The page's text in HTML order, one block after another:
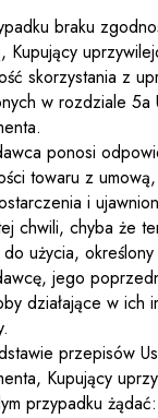
braku
Kupujący
skorzystania z
w rozdziale 5a
ponosi
towaru z
i
chwili, chyba że
użycia,
jego
działające w ich
przepisów
Kupujący
przypadku żądać: